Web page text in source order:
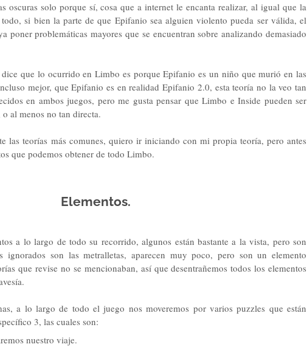
oscuras solo porque sí, cosa que a internet le encanta realizar, al igual que la
si bien la parte de que Epifanio sea alguien violento pueda ser válida, el
poner problemáticas mayores que se encuentran sobre analizando demasiado
que lo ocurrido en Limbo es porque Epifanio es un niño que murió en las
mejor, que Epifanio es en realidad Epifanio 2.0, esta teoría no la veo tan
en ambos juegos, pero me gusta pensar que Limbo e Inside pueden ser
al menos no tan directa.
las teorías más comunes, quiero ir iniciando con mi propia teoría, pero antes
que podemos obtener de todo Limbo.
Elementos.
a lo largo de todo su recorrido, algunos están bastante a la vista, pero son
son las metralletas, aparecen muy poco, pero son un elemento
que revise no se mencionaban, así que desentrañemos todos los elementos
a lo largo de todo el juego nos moveremos por varios puzzles que están
3, las cuales son:
nuestro viaje.